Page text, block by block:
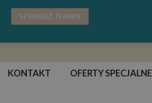
SPRAWDŹ TERMIN
KONTAKT OFERTY SPECJALNE